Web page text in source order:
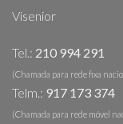
Visenior
Tel.: 210 994 291
(Chamada para rede fixa
Telm.: 917 173 374
(Chamada para rede móvel